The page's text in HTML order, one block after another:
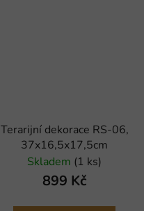
Terarijní dekorace RS-06,
37x16,5x17,5cm
Skladem (1 ks)
899 Kč